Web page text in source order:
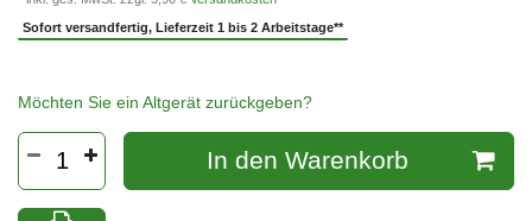
Sofort versandfertig, Lieferzeit 1 bis 2 Arbeitstage**
Möchten Sie ein Altgerät zurückgeben?
In den Warenkorb